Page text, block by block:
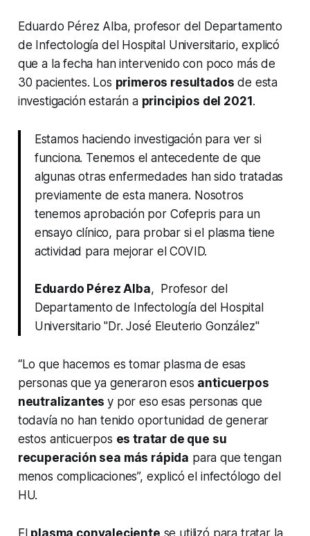
Eduardo Pérez Alba, profesor del Departamento
de Infectología del Hospital Universitario, explicó
que a la fecha han intervenido con poco más de
30 pacientes. Los primeros resultados de esta
investigación estarán a principios del 2021.
Estamos haciendo investigación para ver si
funciona. Tenemos el antecedente de que
algunas otras enfermedades han sido tratadas
previamente de esta manera. Nosotros
tenemos aprobación por Cofepris para un
ensayo clínico, para probar si el plasma tiene
actividad para mejorar el COVID.
Eduardo Pérez Alba, Profesor del
Departamento de Infectología del Hospital
Universitario "Dr. José Eleuterio González"
“Lo que hacemos es tomar plasma de esas
personas que ya generaron esos anticuerpos
neutralizantesy por eso esas personas que
todavía no han tenido oportunidad de generar
estos anticuerpos es tratar de que su
recuperación sea más rápida para que tengan
menos complicaciones”, explicó el infectólogo del
HU.
El plasma convaleciente se utilizó para tratar la